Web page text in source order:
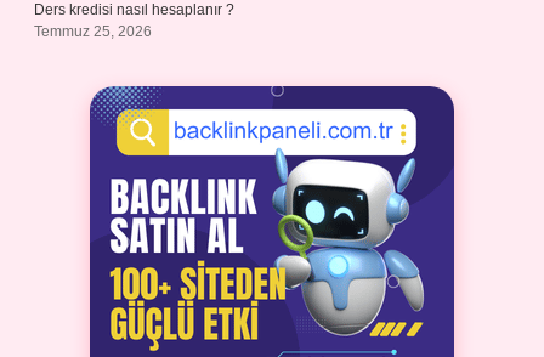
Ders kredisi nasıl hesaplanır ?
Temmuz 25, 2026